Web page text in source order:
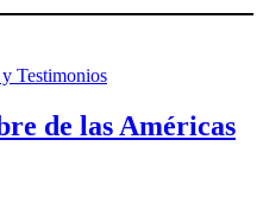
Testimonios
de las Américas